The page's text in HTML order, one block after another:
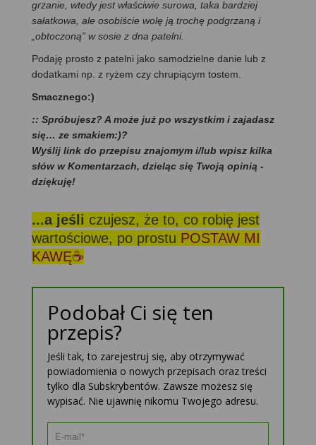
grzanie, wtedy jest właściwie surowa, taka bardziej
sałatkowa, ale osobiście wolę ją trochę podgrzaną i
„obtoczoną” w sosie z dna patelni.
Podaję prosto z patelni jako samodzielne danie lub z
dodatkami np. z ryżem czy chrupiącym tostem.
Smacznego:)
:: Spróbujesz? A może już po wszystkim i zajadasz
się… ze smakiem:)?
Wyślij link do przepisu znajomym i/lub wpisz kilka
słów w Komentarzach, dzieląc się Twoją opinią -
dziękuję!
...a jeśli czujesz, że to, co robię jest
wartościowe, po prostu POSTAW MI
KAWĘ☕
Podobał Ci się ten
przepis?
Jeśli tak, to zarejestruj się, aby otrzymywać
powiadomienia o nowych przepisach oraz treści
tylko dla Subskrybentów. Zawsze możesz się
wypisać. Nie ujawnię nikomu Twojego adresu.